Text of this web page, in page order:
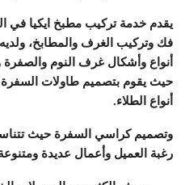
يقدم خدمة تركيب مطبخ ايكيا في
فك وتركيب الغرف والمطابخ،
أنواع وأشكال غرف النوم والصفرة
حيث يقوم بتصميم طاولات السفرة
أنواع الطلاء.
وتصميم كراسي السفرة حيث
رغبة العميل وأعمال عديدة ومتنوعة